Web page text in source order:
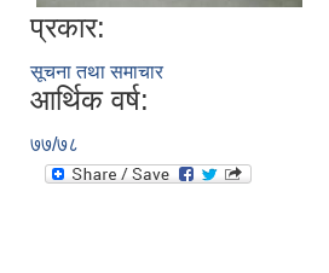
प्रकार:
सूचना तथा समाचार
आर्थिक वर्ष:
७७/७८